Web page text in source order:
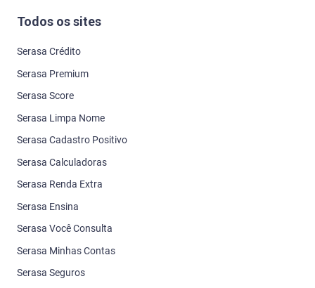
Todos os sites
Serasa Crédito
Serasa Premium
Serasa Score
Serasa Limpa Nome
Serasa Cadastro Positivo
Serasa Calculadoras
Serasa Renda Extra
Serasa Ensina
Serasa Você Consulta
Serasa Minhas Contas
Serasa Seguros